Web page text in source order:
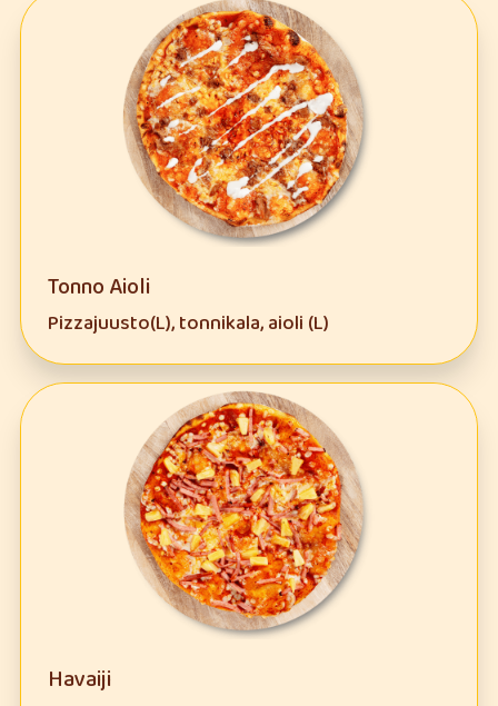
Tonno Aioli
Pizzajuusto(L), tonnikala, aioli (L)
Havaiji